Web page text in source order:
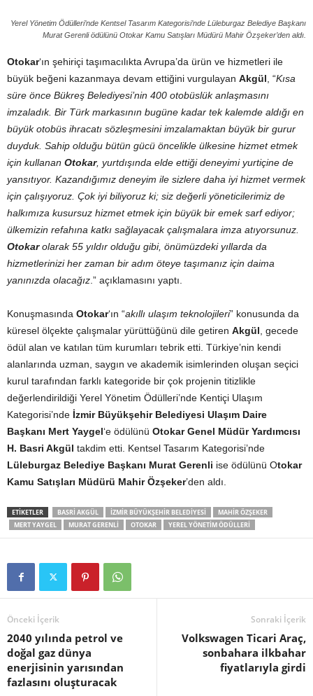
Yerel Yönetim Ödülleri’nde Kentsel Tasarım Kategorisi’nde Lüleburgaz Belediye Başkanı
Murat Gerenli ödülünü Otokar Kamu Satışları Müdürü Mahir Özşeker’den aldı.
Otokar‘ın şehiriçi taşımacılıkta Avrupa’da ürün ve hizmetleri ile
büyük beğeni kazanmaya devam ettiğini vurgulayan Akgül , “Kısa
süre önce Bükreş Belediyesi’nin 400 otobüslük anlaşmasını
imzaladık. Bir Türk markasının bugüne kadar tek kalemde aldığı en
büyük otobüs ihracatı sözleşmesini imzalamaktan büyük bir gurur
duyduk. Sahip olduğu bütün gücü öncelikle ülkesine hizmet etmek
için kullanan Otokar, yurtdışında elde ettiği deneyimi yurtiçine de
yansıtıyor. Kazandığımız deneyim ile sizlere daha iyi hizmet vermek
için çalışıyoruz. Çok iyi biliyoruz ki; siz değerli yöneticilerimiz de
halkımıza kusursuz hizmet etmek için büyük bir emek sarf ediyor;
ülkemizin refahına katkı sağlayacak çalışmalara imza atıyorsunuz.
Otokarolarak 55 yıldır olduğu gibi, önümüzdeki yıllarda da
hizmetlerinizi her zaman bir adım öteye taşımanız için daima
yanınızda olacağız .” açıklamasını yaptı.
Konuşmasında Otokar‘ın “akıllı ulaşım teknolojileri” konusunda da
küresel ölçekte çalışmalar yürüttüğünü dile getiren Akgül , gecede
ödül alan ve katılan tüm kurumları tebrik etti. Türkiye’nin kendi
alanlarında uzman, saygın ve akademik isimlerinden oluşan seçici
kurul tarafından farklı kategoride bir çok projenin titizlikle
değerlendirildiği Yerel Yönetim Ödülleri’nde Kentiçi Ulaşım
Kategorisi’nde İzmir Büyükşehir Belediyesi Ulaşım Daire
Başkanı Mert Yaygel‘e ödülünü Otokar Genel Müdür Yardımcısı
H. Basri Akgül takdim etti. Kentsel Tasarım Kategorisi’nde
Lüleburgaz Belediye Başkanı Murat Gerenli ise ödülünü Otokar
Kamu Satışları Müdürü Mahir Özşeker’den aldı.
ETIKETLER BASRI AKGÜL IZMIR BÜYÜKŞEHIR BELEDIYESI
MAHIR ÖZŞEKER
MERT YAYGEL
MURAT GERENLI OTOKAR YEREL YÖNETIM ÖDÜLLERI
Önceki İçerik
2040 yılında petrol ve
doğal gaz dünya
enerjisinin yarısından
fazlasını oluşturacak
Sonraki İçerik
Volkswagen Ticari Araç,
sonbahara ilkbahar
fiyatlarıyla girdi